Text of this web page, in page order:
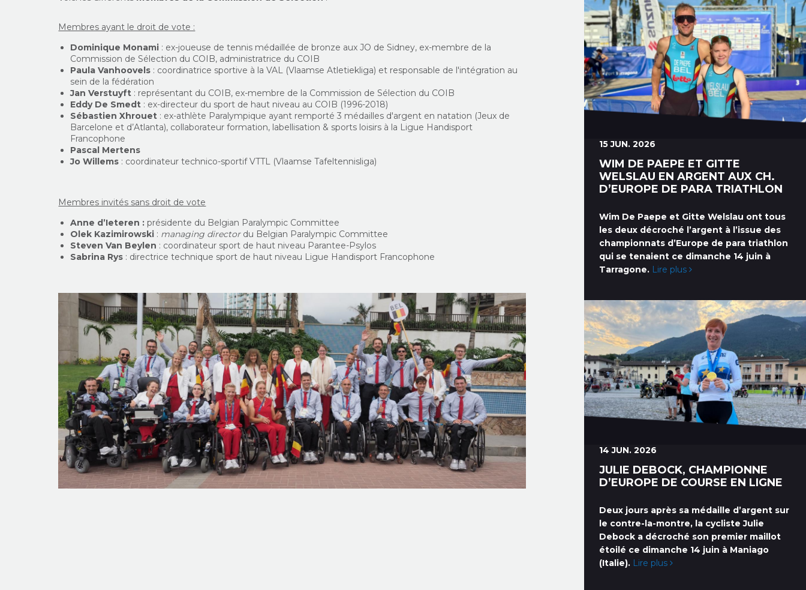
Membres ayant le droit de vote :
Dominique Monami : ex-joueuse de tennis médaillée de bronze aux JO de Sidney, ex-membre de la
Commission de Sélection du COIB, administratrice du COIB
Paula Vanhoovels : coordinatrice sportive à la VAL (Vlaamse Atletiekliga) et responsable de l'intégration au
sein de la fédération
Jan Verstuyft : représentant du COIB, ex-membre de la Commission de Sélection du COIB
Eddy De Smedt : ex-directeur du sport de haut niveau au COIB (1996-2018)
Sébastien Xhrouet : ex-athlète Paralympique ayant remporté 3 médailles d'argent en natation (Jeux de
Barcelone et d’Atlanta), collaborateur formation, labellisation & sports loisirs à la Ligue Handisport
Francophone
Pascal Mertens
Jo Willems : coordinateur technico-sportif VTTL (Vlaamse Tafeltennisliga)
Membres invités sans droit de vote
Anne d’Ieteren : présidente du Belgian Paralympic Committee
Olek Kazimirowski : managing directordu Belgian Paralympic Committee
Steven Van Beylen : coordinateur sport de haut niveau Parantee-Psylos
Sabrina Rys : directrice technique sport de haut niveau Ligue Handisport Francophone
15 JUN. 2026
WIM DE PAEPE ET GITTE
WELSLAU EN ARGENT AUX CH.
D’EUROPE DE PARA TRIATHLON
Wim De Paepe et Gitte Welslau ont tous
les deux décroché l’argent à l’issue des
championnats d’Europe de para triathlon
qui se tenaient ce dimanche 14 juin à
Tarragone. Lire plus
14 JUN. 2026
JULIE DEBOCK, CHAMPIONNE
D’EUROPE DE COURSE EN LIGNE
Deux jours après sa médaille d’argent sur
le contre-la-montre, la cycliste Julie
Debock a décroché son premier maillot
étoilé ce dimanche 14 juin à Maniago
(Italie). Lire plus